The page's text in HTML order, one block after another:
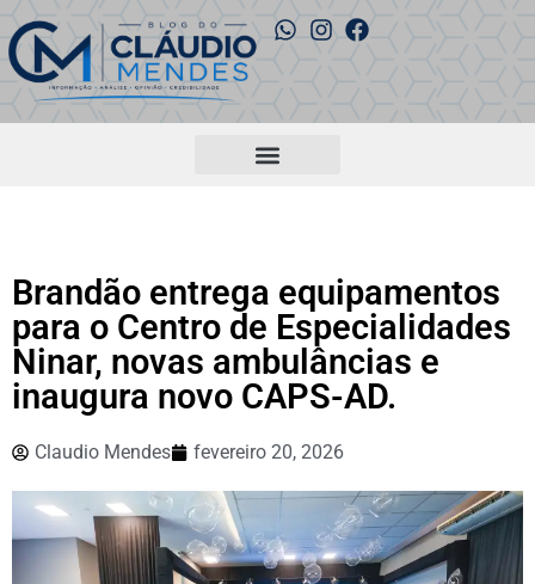
Brandão entrega equipamentos
para o Centro de Especialidades
Ninar, novas ambulâncias e
inaugura novo CAPS-AD.
Claudio Mendes fevereiro 20, 2026